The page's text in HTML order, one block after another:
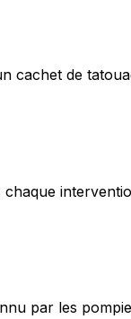
cachet de
par les